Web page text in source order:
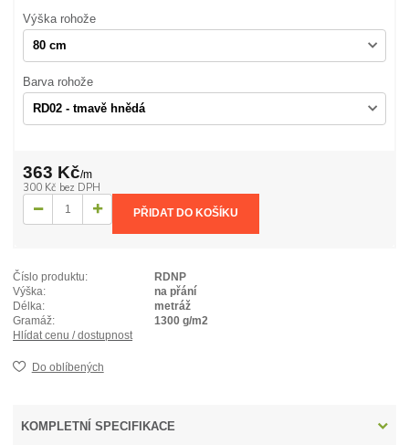
Výška rohože
Barva rohože
363 Kč/m
300 Kč bez DPH
PŘIDAT DO KOŠÍKU
Číslo produktu:
RDNP
Výška:
na přání
Délka:
metráž
Gramáž:
1300 g/m2
Hlídat cenu / dostupnost
Do oblíbených
KOMPLETNÍ SPECIFIKACE